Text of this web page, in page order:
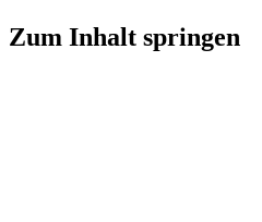
Zum Inhalt springen